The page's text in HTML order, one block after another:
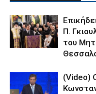
Π.
του
(Video)